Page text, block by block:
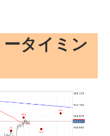
タイミン